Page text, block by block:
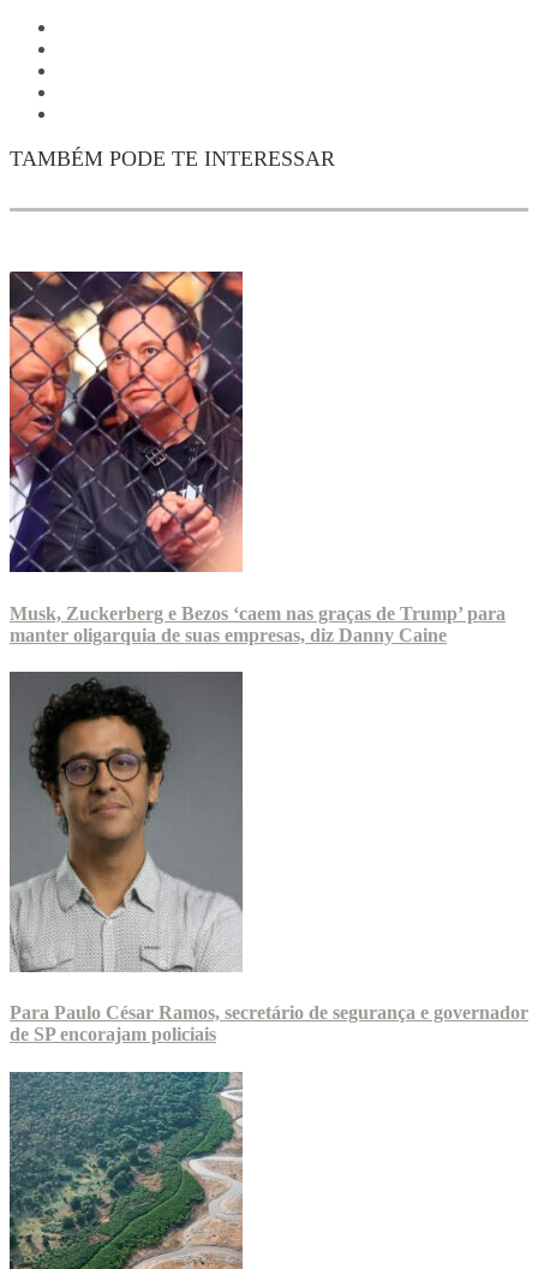
TAMBÉM PODE TE INTERESSAR
Musk, Zuckerberg e Bezos ‘caem nas graças de Trump’ para
manter oligarquia de suas empresas, diz Danny Caine
Para Paulo César Ramos, secretário de segurança e governador
de SP encorajam policiais